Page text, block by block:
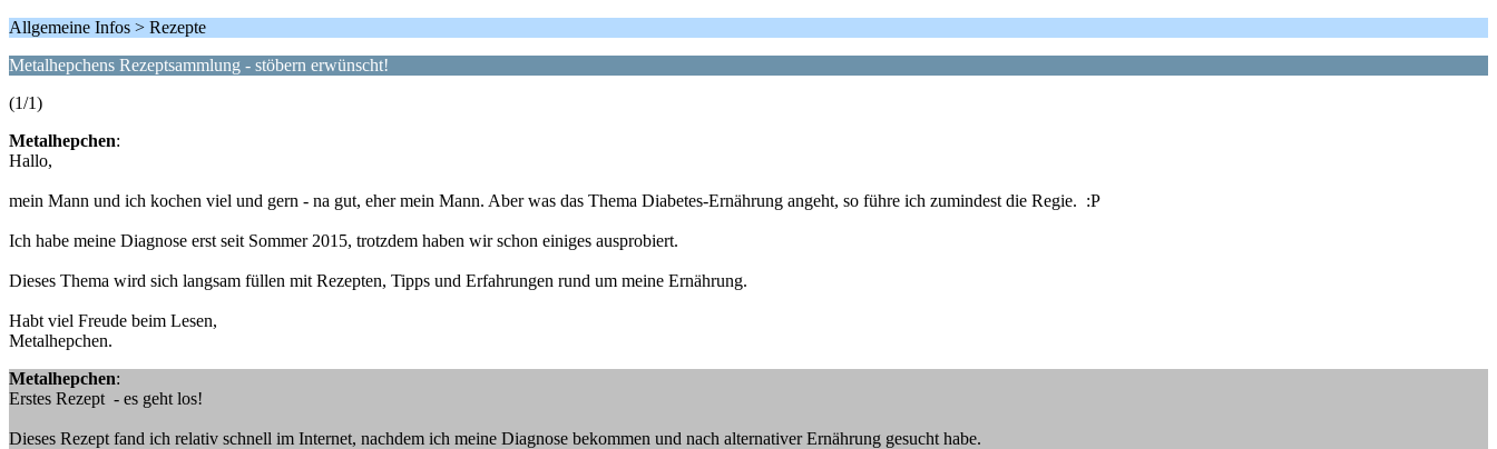
Allgemeine Infos > Rezepte
Metalhepchens Rezeptsammlung - stöbern erwünscht!
(1/1)
Metalhepchen:
Hallo,
mein Mann und ich kochen viel und gern - na gut, eher mein Mann. Aber was das Thema Diabetes-Ernährung angeht, so führe ich zumindest die Regie. :P
Ich habe meine Diagnose erst seit Sommer 2015, trotzdem haben wir schon einiges ausprobiert.
Dieses Thema wird sich langsam füllen mit Rezepten, Tipps und Erfahrungen rund um meine Ernährung.
Habt viel Freude beim Lesen,
Metalhepchen.
Metalhepchen:
Erstes Rezept - es geht los!
Dieses Rezept fand ich relativ schnell im Internet, nachdem ich meine Diagnose bekommen und nach alternativer Ernährung gesucht habe.